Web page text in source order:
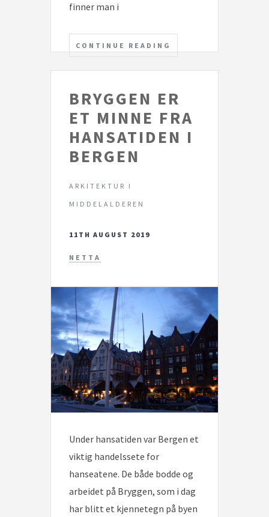
finner man i
CONTINUE READING
BRYGGEN ER
ET MINNE FRA
HANSATIDEN I
BERGEN
ARKITEKTUR I
MIDDELALDEREN
11TH AUGUST 2019
NETTA
Under hansatiden var Bergen et
viktig handelssete for
hanseatene. De både bodde og
arbeidet på Bryggen, som i dag
har blitt et kjennetegn på byen